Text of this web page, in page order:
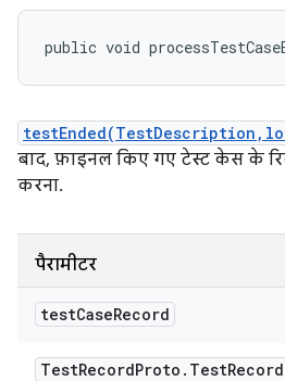
public void
बाद, फ़ाइनल किए गए टेस्ट केस के
करना.
पैरामीटर
testCaseRecord
TestRecordProto . TestRecord